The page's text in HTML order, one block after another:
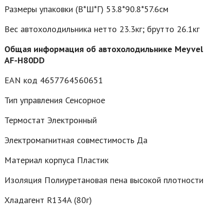
Размеры упаковки (В*Ш*Г) 53.8*90.8*57.6см
Вес автохолодильника нетто 23.3кг; брутто 26.1кг
Общая информация об автохолодильнике Meyvel
AF-H80DD
EAN код 4657764560651
Тип управления Сенсорное
Термостат Электронный
Электромагнитная совместимость Да
Материал корпуса Пластик
Изоляция Полиуретановая пена высокой плотности
Хладагент R134A (80г)